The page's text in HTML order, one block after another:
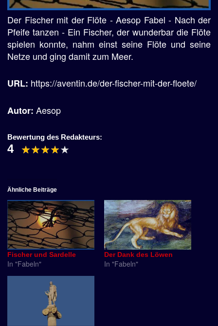
Der Fischer mit der Flöte - Aesop Fabel - Nach der
Pfeife tanzen - Ein Fischer, der wunderbar die Flöte
spielen konnte, nahm einst seine Flöte und seine
Netze und ging damit zum Meer.
URL: https://aventin.de/der-fischer-mit-der-floete/
Autor: Aesop
Bewertung des Redakteurs:
4
Ähnliche Beiträge
Fischer und Sardelle
In "Fabeln"
Der Dank des Löwen
In "Fabeln"